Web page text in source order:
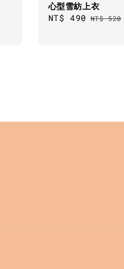
心型雪紡上衣
Sale
NT$ 490 Regular
NT$ 520